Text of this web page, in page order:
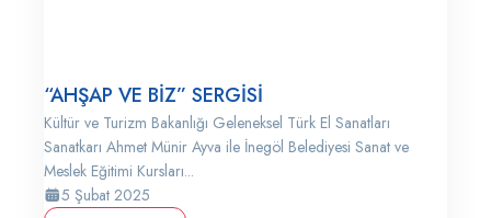
“AHŞAP VE BİZ” SERGİSİ
Kültür ve Turizm Bakanlığı Geleneksel Türk El Sanatları
Sanatkarı Ahmet Münir Ayva ile İnegöl Belediyesi Sanat ve
Meslek Eğitimi Kursları...
5 Şubat 2025